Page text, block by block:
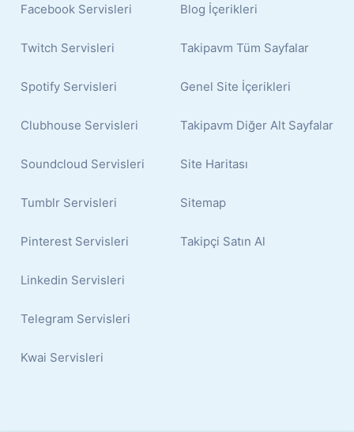
Facebook Servisleri
Twitch Servisleri
Spotify Servisleri
Clubhouse Servisleri
Soundcloud Servisleri
Tumblr Servisleri
Pinterest Servisleri
Linkedin Servisleri
Telegram Servisleri
Kwai Servisleri
Blog İçerikleri
Takipavm Tüm Sayfalar
Genel Site İçerikleri
Takipavm Diğer Alt Sayfalar
Site Haritası
Sitemap
Takipçi Satın Al